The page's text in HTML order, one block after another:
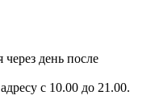
через день после
с 10.00 до 21.00.